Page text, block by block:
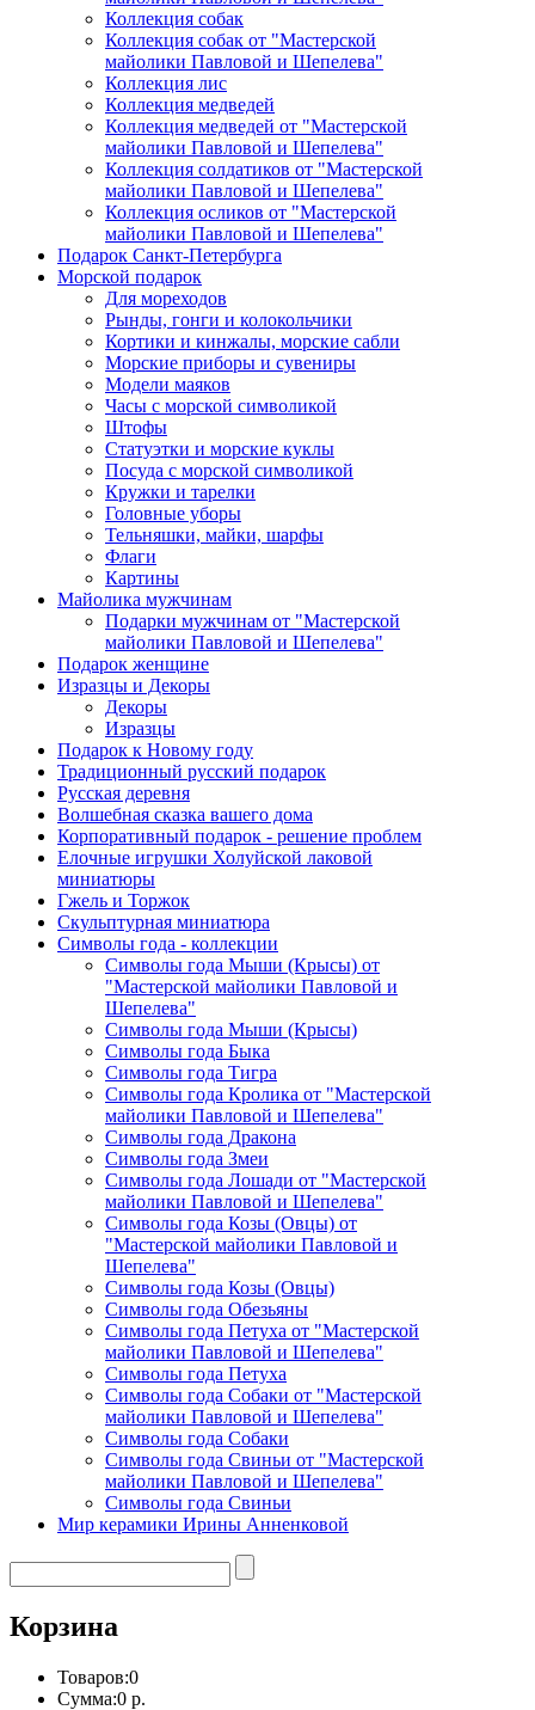
Коллекция собак
Коллекция собак от "Мастерской
майолики Павловой и Шепелева"
Коллекция лис
Коллекция медведей
Коллекция медведей от "Мастерской
майолики Павловой и Шепелева"
Коллекция солдатиков от "Мастерской
майолики Павловой и Шепелева"
Коллекция осликов от "Мастерской
майолики Павловой и Шепелева"
Подарок Санкт-Петербурга
Морской подарок
Для мореходов
Рынды, гонги и колокольчики
Кортики и кинжалы, морские сабли
Морские приборы и сувениры
Модели маяков
Часы с морской символикой
Штофы
Статуэтки и морские куклы
Посуда с морской символикой
Кружки и тарелки
Головные уборы
Тельняшки, майки, шарфы
Флаги
Картины
Майолика мужчинам
Подарки мужчинам от "Мастерской
майолики Павловой и Шепелева"
Подарок женщине
Изразцы и Декоры
Декоры
Изразцы
Подарок к Новому году
Традиционный русский подарок
Русская деревня
Волшебная сказка вашего дома
Корпоративный подарок - решение проблем
Елочные игрушки Холуйской лаковой
миниатюры
Гжель и Торжок
Скульптурная миниатюра
Символы года - коллекции
Символы года Мыши (Крысы) от
"Мастерской майолики Павловой и
Шепелева"
Символы года Мыши (Крысы)
Символы года Быка
Символы года Тигра
Символы года Кролика от "Мастерской
майолики Павловой и Шепелева"
Символы года Дракона
Символы года Змеи
Символы года Лошади от "Мастерской
майолики Павловой и Шепелева"
Символы года Козы (Овцы) от
"Мастерской майолики Павловой и
Шепелева"
Символы года Козы (Овцы)
Символы года Обезьяны
Символы года Петуха от "Мастерской
майолики Павловой и Шепелева"
Символы года Петуха
Символы года Собаки от "Мастерской
майолики Павловой и Шепелева"
Символы года Собаки
Символы года Свиньи от "Мастерской
майолики Павловой и Шепелева"
Символы года Свиньи
Мир керамики Ирины Анненковой
Корзина
Товаров:0
Сумма:0 р.